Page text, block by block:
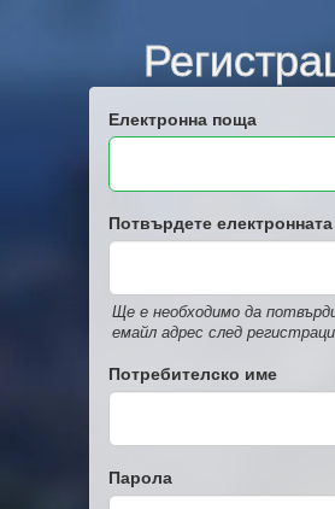
Електронна поща
Потвърдете
Ще е необходимо да
емайл адрес след
Потребителско име
Парола